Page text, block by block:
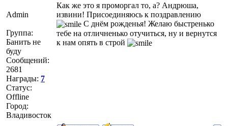
Admin
Группа:
Банить не
буду
Сообщений:
2681
Награды: 7
Статус:
Offline
Город:
Владивосток
Как же это я проморгал то, а? Андрюша,
извини! Присоединяюсь к поздравлению
С днём рожденья! Желаю быстренько
тебе на отличненько отучиться, ну и вернутся
к нам опять в строй